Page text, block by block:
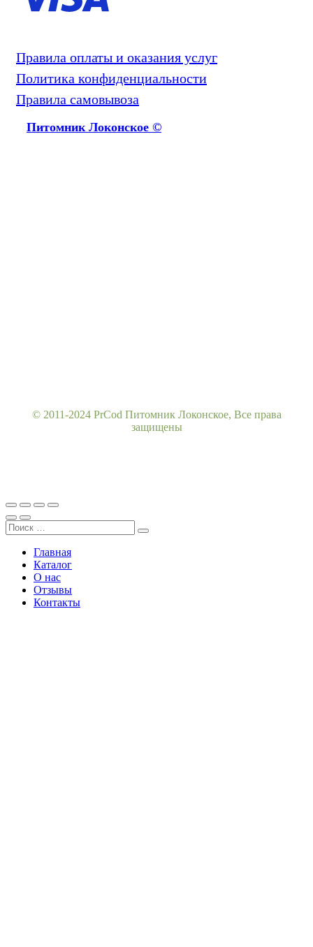
Правила оплаты и оказания услуг
Политика конфиденциальности
Правила самовывоза
Питомник Локонское ©
© 2011-2024 PrCod Питомник Локонское, Все права
защищены
Главная
Каталог
О нас
Отзывы
Контакты